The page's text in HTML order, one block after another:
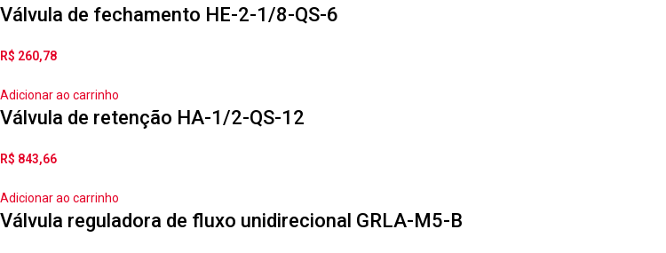
Válvula de fechamento HE-2-1/8-QS-6
R$ 260,78
Adicionar ao carrinho
Válvula de retenção HA-1/2-QS-12
R$ 843,66
Adicionar ao carrinho
Válvula reguladora de fluxo unidirecional GRLA-M5-B